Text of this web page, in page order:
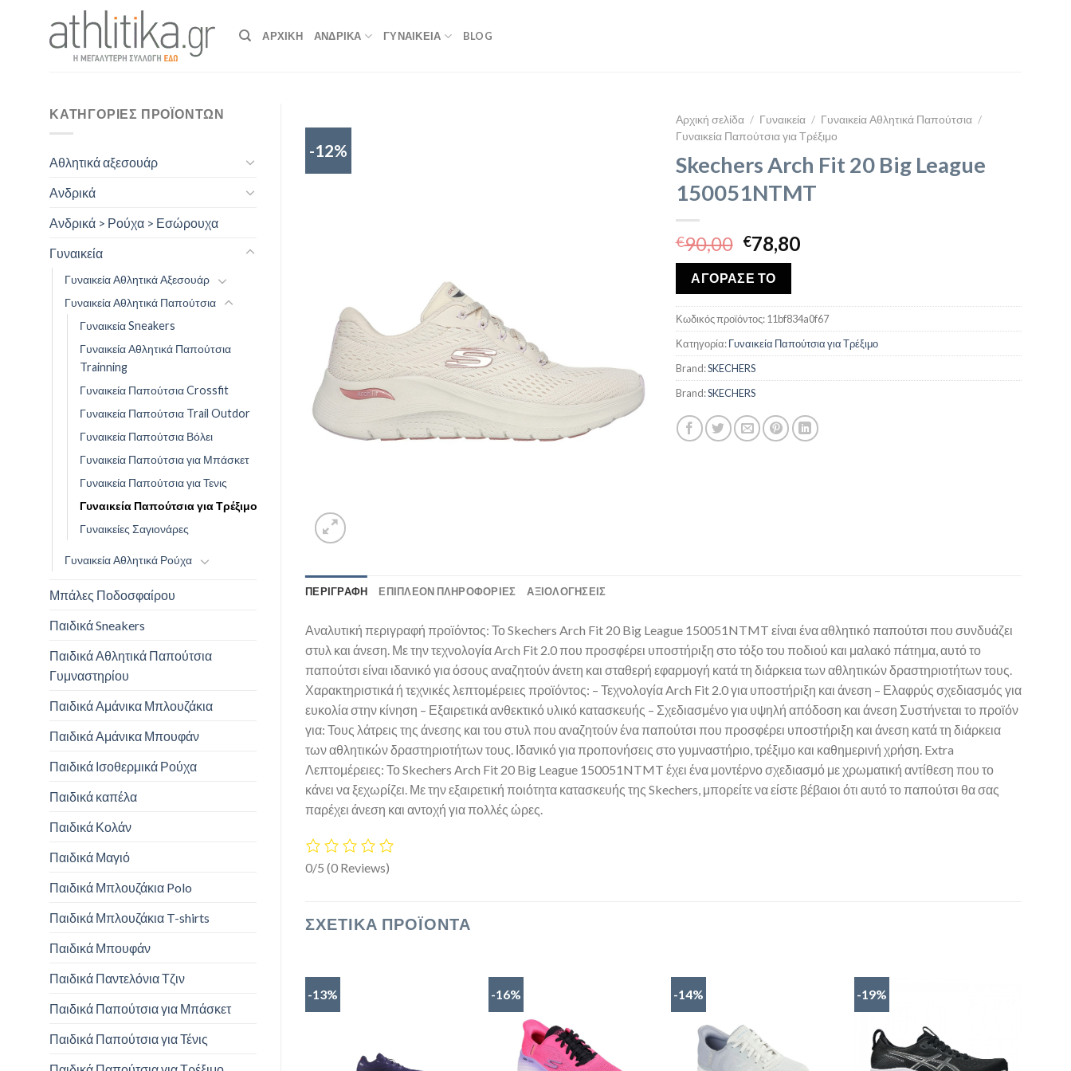
ΑΡΧΙΚΉ ΑΝΔΡΙΚΑ ΓΥΝΑΙΚΕΙΑ BLOG
ΚΑΤΗΓΟΡΊΕΣ ΠΡΟΪΌΝΤΩΝ
Αθλητικά αξεσουάρ
Ανδρικά
Ανδρικά > Ρούχα > Εσώρουχα
Γυναικεία
Γυναικεία Αθλητικά Αξεσουάρ
Γυναικεία Αθλητικά Παπούτσια
Γυναικεία Sneakers
Γυναικεία Αθλητικά Παπούτσια
Trainning
Γυναικεία Παπούτσια Crossfit
Γυναικεία Παπούτσια Trail Outdor
Γυναικεία Παπούτσια Βόλει
Γυναικεία Παπούτσια για Μπάσκετ
Γυναικεία Παπούτσια για Τενις
Γυναικεία Παπούτσια για Τρέξιμο
Γυναικείες Σαγιονάρες
Γυναικεία Αθλητικά Ρούχα
Μπάλες Ποδοσφαίρου
Παιδικά Sneakers
Παιδικά Αθλητικά Παπούτσια
Γυμναστηρίου
Παιδικά Αμάνικα Μπλουζάκια
Παιδικά Αμάνικα Μπουφάν
Παιδικά Ισοθερμικά Ρούχα
Παιδικά καπέλα
Παιδικά Κολάν
Παιδικά Μαγιό
Παιδικά Μπλουζάκια Polo
Παιδικά Μπλουζάκια T-shirts
Παιδικά Μπουφάν
Παιδικά Παντελόνια Τζιν
Παιδικά Παπούτσια για Μπάσκετ
Παιδικά Παπούτσια για Τένις
-12%
Αρχική σελίδα / Γυναικεία / Γυναικεία Αθλητικά Παπούτσια /
Γυναικεία Παπούτσια για Τρέξιμο
Skechers Arch Fit 20 Big League
150051NTMT
€90,00 Original
price
was:
€90,00.
€78,80Η
€78,80.
ΑΓΟΡΑΣΕ ΤΟ
Κωδικός προϊόντος:11bf834a0f67
Κατηγορία:Γυναικεία Παπούτσια για Τρέξιμο
Brand:SKECHERS
Brand:SKECHERS
ΠΕΡΙΓΡΑΦΉ ΕΠΙΠΛΈΟΝ ΠΛΗΡΟΦΟΡΊΕΣ ΑΞΙΟΛΟΓΗΣΕΙΣ
Αναλυτική περιγραφή προϊόντος: Το Skechers Arch Fit 20 Big League 150051NTMT είναι ένα αθλητικό παπούτσι που συνδυάζει
στυλ και άνεση. Με την τεχνολογία Arch Fit 2.0 που προσφέρει υποστήριξη στο τόξο του ποδιού και μαλακό πάτημα, αυτό το
παπούτσι είναι ιδανικό για όσους αναζητούν άνετη και σταθερή εφαρμογή κατά τη διάρκεια των αθλητικών δραστηριοτήτων τους.
Χαρακτηριστικά ή τεχνικές λεπτομέρειες προϊόντος: – Τεχνολογία Arch Fit 2.0 για υποστήριξη και άνεση – Ελαφρύς σχεδιασμός για
ευκολία στην κίνηση – Εξαιρετικά ανθεκτικό υλικό κατασκευής – Σχεδιασμένο για υψηλή απόδοση και άνεση Συστήνεται το προϊόν
για: Τους λάτρεις της άνεσης και του στυλ που αναζητούν ένα παπούτσι που προσφέρει υποστήριξη και άνεση κατά τη διάρκεια
των αθλητικών δραστηριοτήτων τους. Ιδανικό για προπονήσεις στο γυμναστήριο, τρέξιμο και καθημερινή χρήση. Extra
Λεπτομέρειες: Το Skechers Arch Fit 20 Big League 150051NTMT έχει ένα μοντέρνο σχεδιασμό με χρωματική αντίθεση που το
κάνει να ξεχωρίζει. Με την εξαιρετική ποιότητα κατασκευής της Skechers, μπορείτε να είστε βέβαιοι ότι αυτό το παπούτσι θα σας
παρέχει άνεση και αντοχή για πολλές ώρες.
0/5 (0 Reviews)
ΣΧΕΤΙΚΆ ΠΡΟΪΌΝΤΑ
-13% -16% -14% -19%